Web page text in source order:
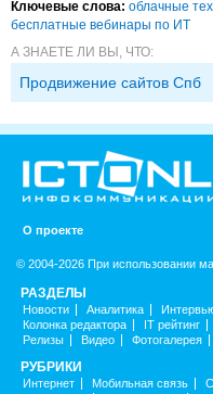
Ключевые слова: облачные
бесплатные вебинары по ИТ
А ЗНАЕТЕ ЛИ ВЫ, ЧТО:
Продвижение сайтов Спб
О проекте
© 2004-2026 При использовании
РАЗДЕЛЫ
Новости Аналитика
Колонка редактора
IT рейтинг
Релизы
Видео Фотогалерея
РУБРИКИ
Интернет Мобильная связь